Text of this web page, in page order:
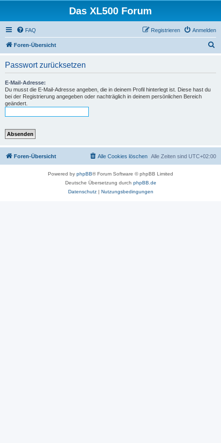
Das XL500 Forum
FAQ Anmelden
Registrieren
Foren-Übersicht
Passwort zurücksetzen
E-Mail-Adresse:
Du musst die E-Mail-Adresse angeben, die in deinem Profil hinterlegt ist. Diese hast du
bei der Registrierung angegeben oder nachträglich in deinem persönlichen Bereich
geändert.
Foren-Übersicht Alle Zeiten sind UTC+02:00
Alle Cookies löschen
Powered by phpBB® Forum Software © phpBB Limited
Deutsche Übersetzung durch phpBB.de
Datenschutz| Nutzungsbedingungen